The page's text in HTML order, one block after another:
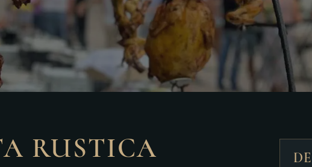
RUSTICA